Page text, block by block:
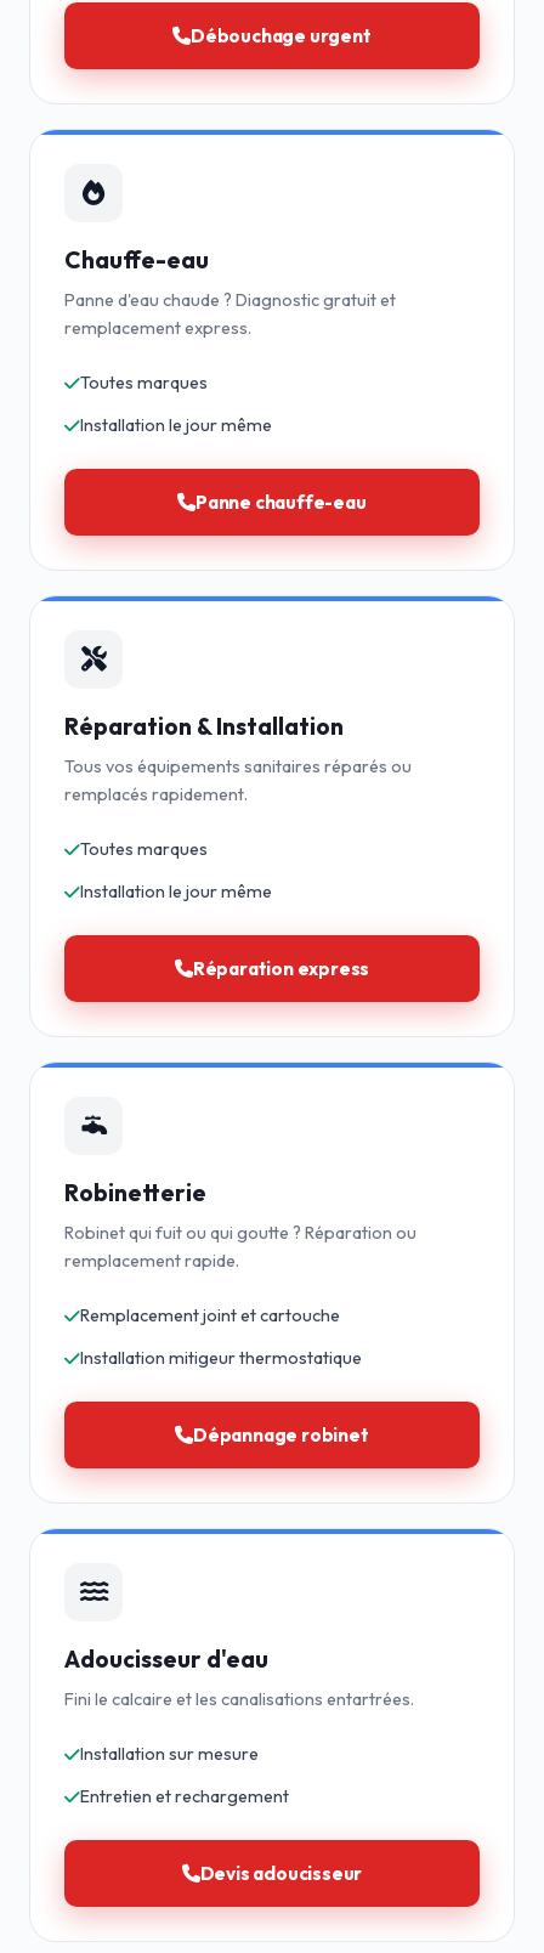
Débouchage urgent
Chauffe-eau
Panne d'eau chaude ? Diagnostic gratuit et
remplacement express.
Toutes marques
Installation le jour même
Panne chauffe-eau
Réparation & Installation
Tous vos équipements sanitaires réparés ou
remplacés rapidement.
Toutes marques
Installation le jour même
Réparation express
Robinetterie
Robinet qui fuit ou qui goutte ? Réparation ou
remplacement rapide.
Remplacement joint et cartouche
Installation mitigeur thermostatique
Dépannage robinet
Adoucisseur d'eau
Fini le calcaire et les canalisations entartrées.
Installation sur mesure
Entretien et rechargement
Devis adoucisseur